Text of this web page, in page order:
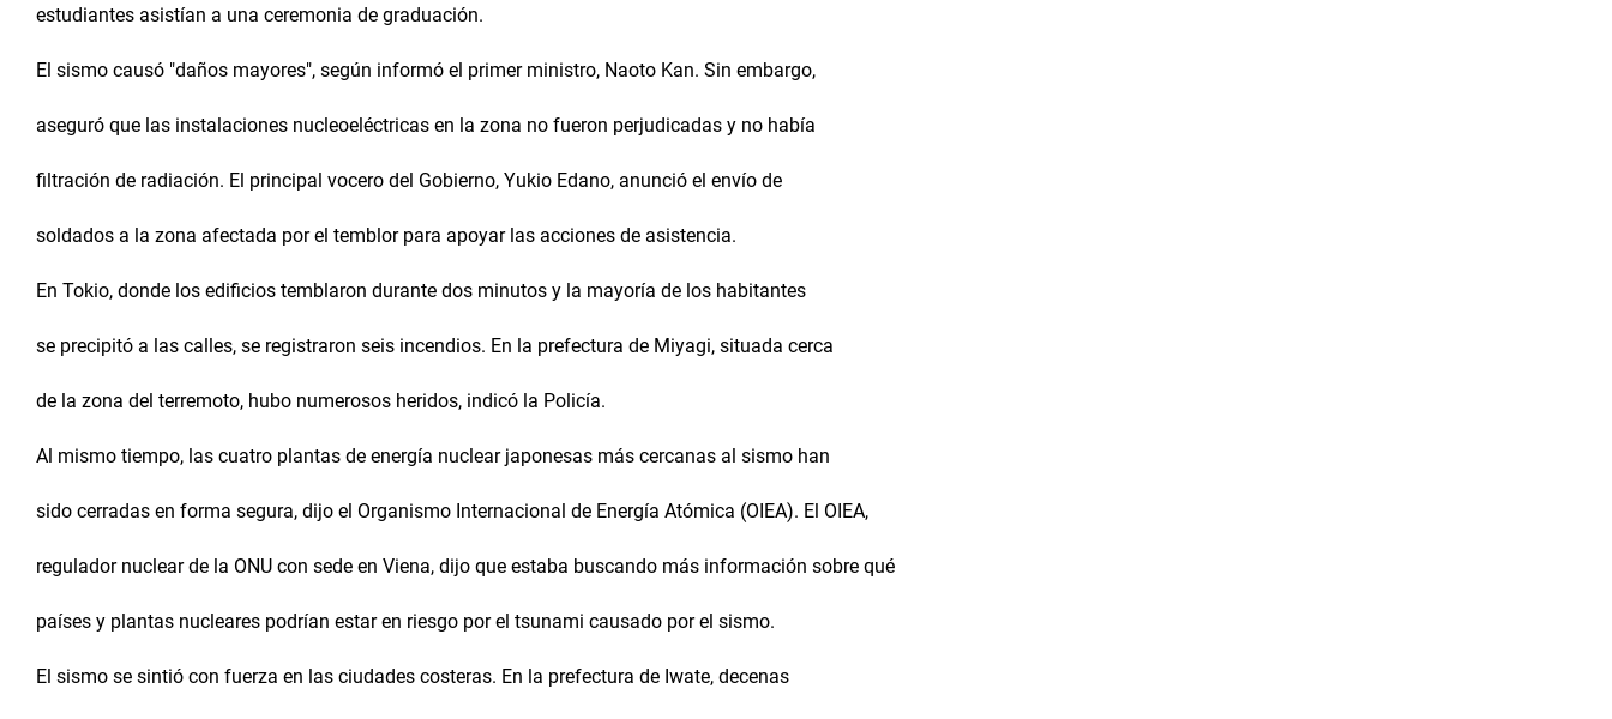
estudiantes asistían a una ceremonia de graduación.
El sismo causó "daños mayores", según informó el primer ministro, Naoto Kan. Sin embargo,
aseguró que las instalaciones nucleoeléctricas en la zona no fueron perjudicadas y no había
filtración de radiación. El principal vocero del Gobierno, Yukio Edano, anunció el envío de
soldados a la zona afectada por el temblor para apoyar las acciones de asistencia.
En Tokio, donde los edificios temblaron durante dos minutos y la mayoría de los habitantes
se precipitó a las calles, se registraron seis incendios. En la prefectura de Miyagi, situada cerca
de la zona del terremoto, hubo numerosos heridos, indicó la Policía.
Al mismo tiempo, las cuatro plantas de energía nuclear japonesas más cercanas al sismo han
sido cerradas en forma segura, dijo el Organismo Internacional de Energía Atómica (OIEA). El OIEA,
regulador nuclear de la ONU con sede en Viena, dijo que estaba buscando más información sobre qué
países y plantas nucleares podrían estar en riesgo por el tsunami causado por el sismo.
El sismo se sintió con fuerza en las ciudades costeras. En la prefectura de Iwate, decenas